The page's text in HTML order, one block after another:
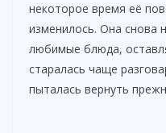
некоторое время её
изменилось. Она снова
любимые блюда,
старалась чаще
пыталась вернуть